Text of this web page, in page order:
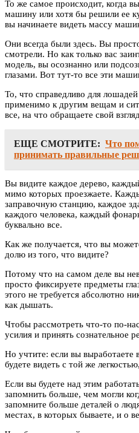
То же самое происходит, когда
машину или хотя бы решили ее
вы начинаете видеть массу
Они всегда были здесь. Вы
смотрели. Но как только вас
модель, вы осознанно или
глазами. Вот тут-то все эти
То, что справедливо для
применимо к другим вещам и
все, на что обращаете свой
ЕЩЕ СМОТРИТЕ: Что
принимать правильные
Вы видите каждое дерево,
мимо которых проезжаете.
заправочную станцию, каждое
каждого человека, каждый
буквально все.
Как же получается, что вы
долю из того, что видите?
Потому что на самом деле вы
просто фиксируете предметы
этого не требуется абсолютно
как дышать.
Чтобы рассмотреть что-то по-
усилия и принять сознательное
Но учтите: если вы выработаете
будете видеть с той же
Если вы будете над этим
запомнить больше, чем могли
запомните больше деталей о
местах, в которых бываете, и о